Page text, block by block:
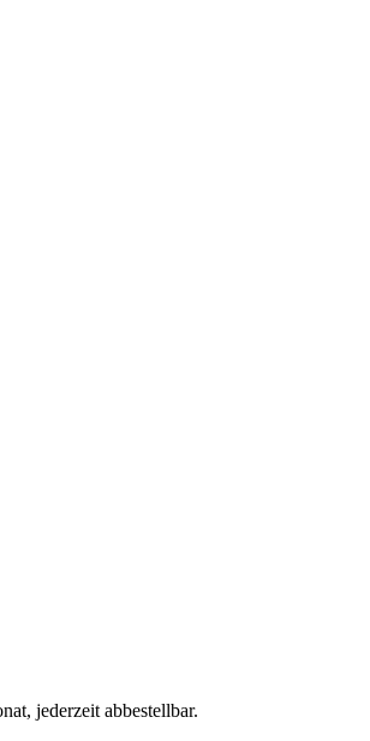
jederzeit abbestellbar.